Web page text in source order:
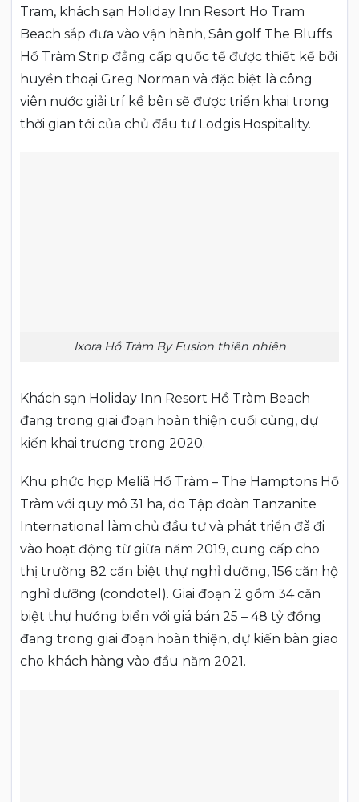
Tram, khách sạn Holiday Inn Resort Ho Tram
Beach sắp đưa vào vận hành, Sân golf The Bluffs
Hồ Tràm Strip đẳng cấp quốc tế được thiết kế bởi
huyền thoại Greg Norman và đặc biệt là công
viên nước giải trí kề bên sẽ được triển khai trong
thời gian tới của chủ đầu tư Lodgis Hospitality.
Ixora Hồ Tràm By Fusion thiên nhiên
Khách sạn Holiday Inn Resort Hồ Tràm Beach
đang trong giai đoạn hoàn thiện cuối cùng, dự
kiến khai trương trong 2020.
Khu phức hợp Meliã Hồ Tràm – The Hamptons Hồ
Tràm với quy mô 31 ha, do Tập đoàn Tanzanite
International làm chủ đầu tư và phát triển đã đi
vào hoạt động từ giữa năm 2019, cung cấp cho
thị trường 82 căn biệt thự nghỉ dưỡng, 156 căn hộ
nghỉ dưỡng (condotel). Giai đoạn 2 gồm 34 căn
biệt thự hướng biển với giá bán 25 – 48 tỷ đồng
đang trong giai đoạn hoàn thiện, dự kiến bàn giao
cho khách hàng vào đầu năm 2021.